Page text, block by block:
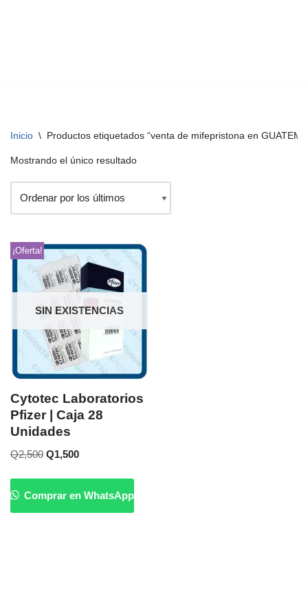
Inicio \ Productos etiquetados “venta de mifepristona en
Mostrando el único resultado
SIN EXISTENCIAS
¡Oferta!
Cytotec Laboratorios
Pfizer | Caja 28
Unidades
Q2,500 Q1,500
Comprar en WhatsApp